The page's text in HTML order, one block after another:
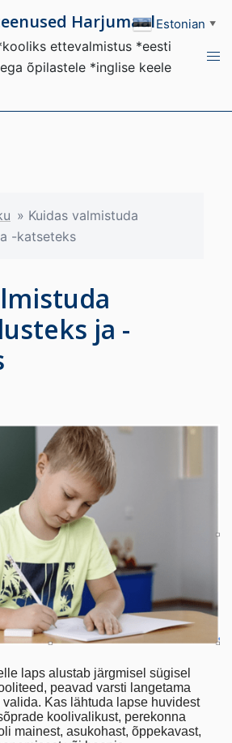
Harjumaal
ettevalmistus *eesti
õpilastele *inglise keele
» Kuidas valmistuda
-katseteks
ja -
laps alustab järgmisel sügisel
peavad varsti langetama
Kas lähtuda lapse huvidest
koolivalikust, perekonna
mainest, asukohast, õppekavast,
Estonian ▼